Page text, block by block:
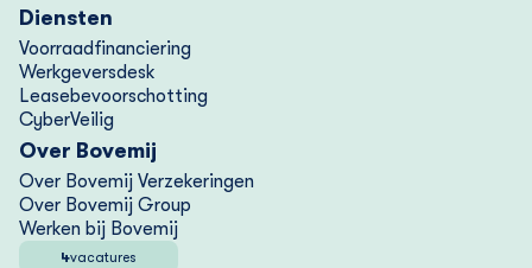
Diensten
Voorraad­financiering
Werkgeversdesk
Lease­bevoorschotting
CyberVeilig
Over Bovemij
Over Bovemij Verzekeringen
Over Bovemij Group
Werken bij Bovemij
4vacatures